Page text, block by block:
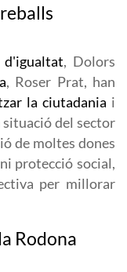
d'igualtat, Dolors
, Roser Prat, han
la ciutadania i
del sector
de moltes dones
protecció social,
per millorar
Rodona